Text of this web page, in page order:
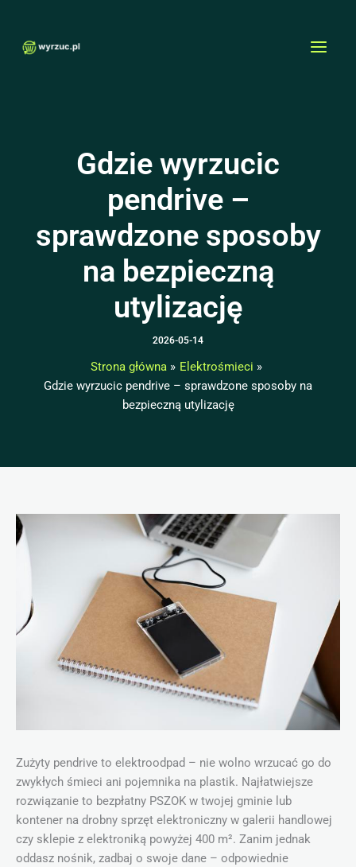
treści
Gdzie wyrzucic
pendrive –
sprawdzone sposoby
na bezpieczną
utylizację
2026-05-14
Strona główna
Elektrośmieci
Gdzie wyrzucic pendrive – sprawdzone sposoby na
bezpieczną utylizację
Zużyty pendrive to elektroodpad – nie wolno wrzucać go do
zwykłych śmieci ani pojemnika na plastik. Najłatwiejsze
rozwiązanie to bezpłatny PSZOK w twojej gminie lub
kontener na drobny sprzęt elektroniczny w galerii handlowej
czy sklepie z elektroniką powyżej 400 m². Zanim jednak
oddasz nośnik, zadbaj o swoje dane – odpowiednie